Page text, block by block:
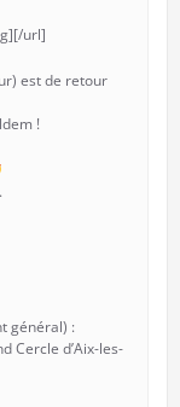
url]
est de retour
!
général) :
Cercle d’Aix-les-